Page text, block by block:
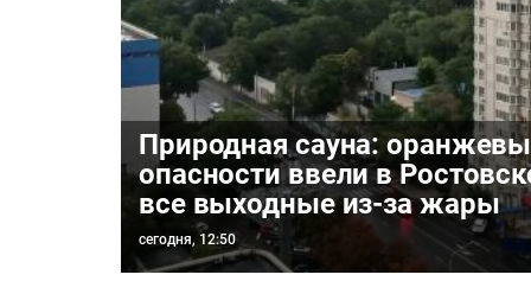
Природная сауна:
опасности ввели в
все выходные из-за жары
сегодня, 12:50